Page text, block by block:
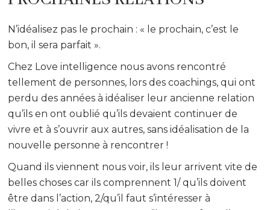
N’idéalisez pas le prochain : « le prochain, c’est le
bon, il sera parfait ».
Chez Love intelligence nous avons rencontré
tellement de personnes, lors des coachings, qui ont
perdu des années à idéaliser leur ancienne relation
qu’ils en ont oublié qu’ils devaient continuer de
vivre et à s’ouvrir aux autres, sans idéalisation de la
nouvelle personne à rencontrer !
Quand ils viennent nous voir, ils leur arrivent vite de
belles choses car ils comprennent 1/ qu’ils doivent
être dans l’action, 2/qu’il faut s’intéresser à